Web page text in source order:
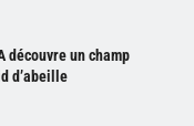
découvre un champ
d’abeille